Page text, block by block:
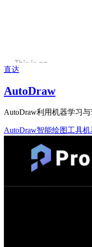
直达
AutoDraw
AutoDraw利用机器学习
AutoDraw智能绘图工具机